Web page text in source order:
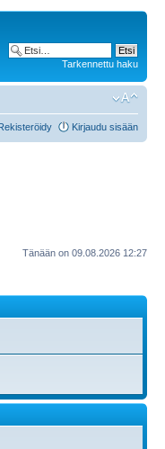
Tarkennettu haku
Kirjaudu sisään
Tänään on 09.08.2026 12:27